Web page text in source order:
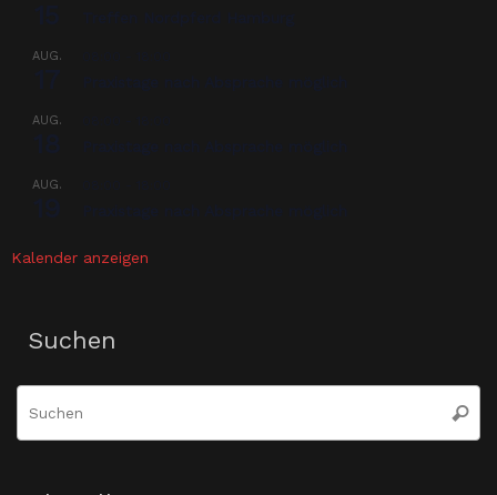
AUG.
AUG.
AUG.
Kalender anzeigen
Suchen